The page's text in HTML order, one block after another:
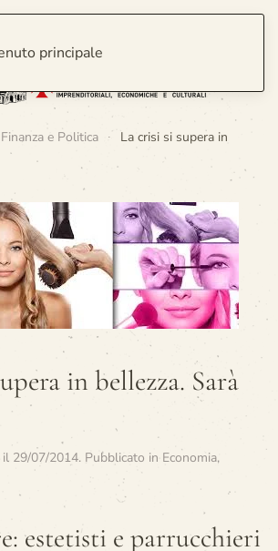
principale
e Politica
La crisi si supera in
in bellezza. Sarà
il 29/07/2014. Pubblicato in Economia,
estetisti e parrucchieri